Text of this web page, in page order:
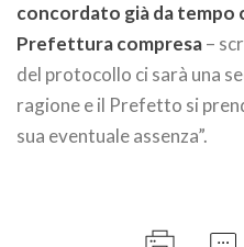
concordato già da
Prefettura compresa–
del protocollo ci sarà una
ragione e il Prefetto si
sua eventuale assenza”.